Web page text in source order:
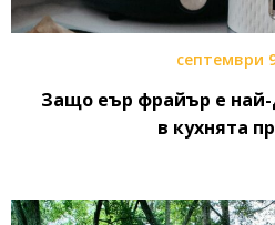
септември
Защо еър фрайър е
в кухнята